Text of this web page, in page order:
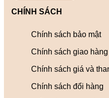
CHÍNH SÁCH
Chính sách bảo mật
Chính sách giao
Chính sách giá và
Chính sách đổi hàng